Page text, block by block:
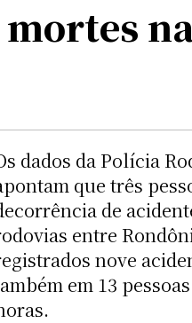
dados da Polícia
que três
de
entre
nove
em 13